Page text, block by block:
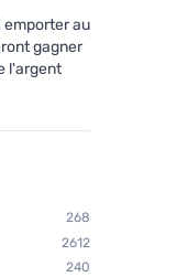
emporter au
gagner
l'argent
268
2612
240